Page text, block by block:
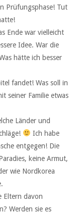
Prüfungsphase! Tut
Ende war vielleicht
Idee. War die
hätte ich besser
fandet! Was soll in
seiner Familie etwas
Länder und
Ich habe
entgegen! Die
keine Armut,
wie Nordkorea
Eltern davon
Werden sie es